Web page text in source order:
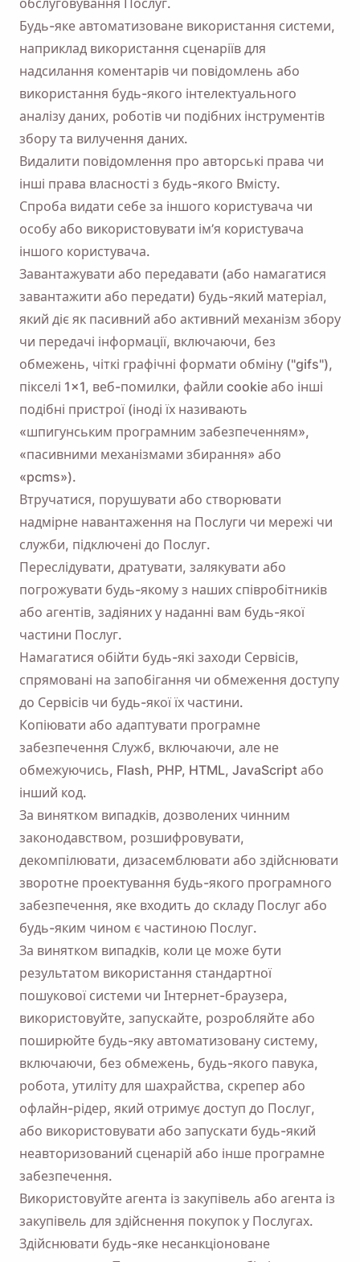
обслуговування Послуг.
Будь-яке автоматизоване використання системи,
наприклад використання сценаріїв для
надсилання коментарів чи повідомлень або
використання будь-якого інтелектуального
аналізу даних, роботів чи подібних інструментів
збору та вилучення даних.
Видалити повідомлення про авторські права чи
інші права власності з будь-якого Вмісту.
Спроба видати себе за іншого користувача чи
особу або використовувати ім’я користувача
іншого користувача.
Завантажувати або передавати (або намагатися
завантажити або передати) будь-який матеріал,
який діє як пасивний або активний механізм збору
чи передачі інформації, включаючи, без
обмежень, чіткі графічні формати обміну ("gifs"),
пікселі 1×1, веб-помилки, файли cookie або інші
подібні пристрої (іноді їх називають
«шпигунським програмним забезпеченням»,
«пасивними механізмами збирання» або
«pcms»).
Втручатися, порушувати або створювати
надмірне навантаження на Послуги чи мережі чи
служби, підключені до Послуг.
Переслідувати, дратувати, залякувати або
погрожувати будь-якому з наших співробітників
або агентів, задіяних у наданні вам будь-якої
частини Послуг.
Намагатися обійти будь-які заходи Сервісів,
спрямовані на запобігання чи обмеження доступу
до Сервісів чи будь-якої їх частини.
Копіювати або адаптувати програмне
забезпечення Служб, включаючи, але не
обмежуючись, Flash, PHP, HTML, JavaScript або
інший код.
За винятком випадків, дозволених чинним
законодавством, розшифровувати,
декомпілювати, дизасемблювати або здійснювати
зворотне проектування будь-якого програмного
забезпечення, яке входить до складу Послуг або
будь-яким чином є частиною Послуг.
За винятком випадків, коли це може бути
результатом використання стандартної
пошукової системи чи Інтернет-браузера,
використовуйте, запускайте, розробляйте або
поширюйте будь-яку автоматизовану систему,
включаючи, без обмежень, будь-якого павука,
робота, утиліту для шахрайства, скрепер або
офлайн-рідер, який отримує доступ до Послуг,
або використовувати або запускати будь-який
неавторизований сценарій або інше програмне
забезпечення.
Використовуйте агента із закупівель або агента із
закупівель для здійснення покупок у Послугах.
Здійснювати будь-яке несанкціоноване